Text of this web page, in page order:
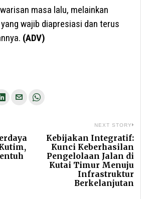
masa lalu, melainkan
wajib diapresiasi dan terus
(ADV)
NEXT STORY
Kebijakan Integratif:
Kunci Keberhasilan
Pengelolaan Jalan di
Kutai Timur Menuju
Infrastruktur
Berkelanjutan